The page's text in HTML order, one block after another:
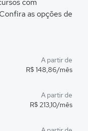
com
as opções de
A partir de
R$ 148,86/mês
A partir de
R$ 213,10/mês